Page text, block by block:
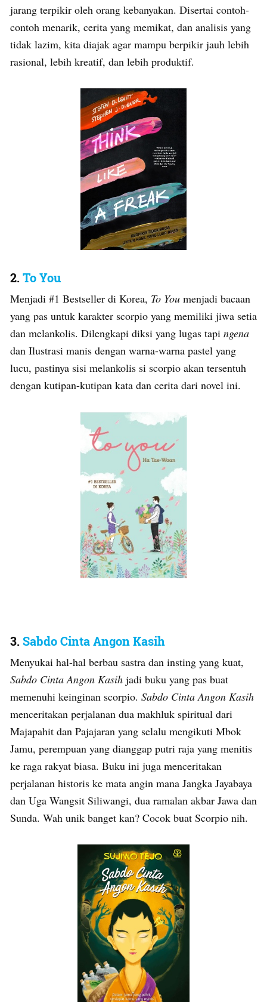
jarang terpikir oleh orang kebanyakan. Disertai contoh-
contoh menarik, cerita yang memikat, dan analisis yang
tidak lazim, kita diajak agar mampu berpikir jauh lebih
rasional, lebih kreatif, dan lebih produktif.
2.To You
Menjadi #1 Bestseller di Korea, To You menjadi bacaan
yang pas untuk karakter scorpio yang memiliki jiwa setia
dan melankolis. Dilengkapi diksi yang lugas tapi ngena
dan Ilustrasi manis dengan warna-warna pastel yang
lucu, pastinya sisi melankolis si scorpio akan tersentuh
dengan kutipan-kutipan kata dan cerita dari novel ini.
3. Sabdo Cinta Angon Kasih
Menyukai hal-hal berbau sastra dan insting yang kuat,
Sabdo Cinta Angon Kasih jadi buku yang pas buat
memenuhi keinginan scorpio. Sabdo Cinta Angon Kasih
menceritakan perjalanan dua makhluk spiritual dari
Majapahit dan Pajajaran yang selalu mengikuti Mbok
Jamu, perempuan yang dianggap putri raja yang menitis
ke raga rakyat biasa. Buku ini juga menceritakan
perjalanan historis ke mata angin mana Jangka Jayabaya
dan Uga Wangsit Siliwangi, dua ramalan akbar Jawa dan
Sunda. Wah unik banget kan? Cocok buat Scorpio nih.